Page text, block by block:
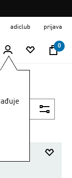
adiclub prijava
0